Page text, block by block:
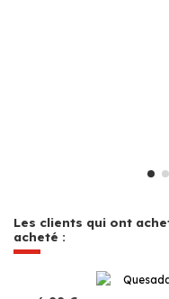
Les clients qui ont
acheté :